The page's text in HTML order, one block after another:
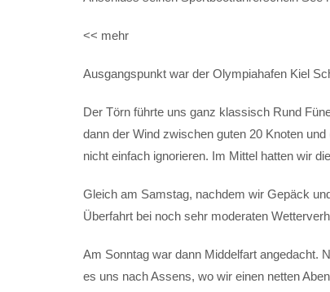
<< mehr
Ausgangspunkt war der Olympiahafen Kiel
Der Törn führte uns ganz klassisch Rund
dann der Wind zwischen guten 20 Knoten
nicht einfach ignorieren. Im Mittel hatten wir
Gleich am Samstag, nachdem wir Gepäck
Überfahrt bei noch sehr moderaten
Am Sonntag war dann Middelfart angedacht.
es uns nach Assens, wo wir einen netten